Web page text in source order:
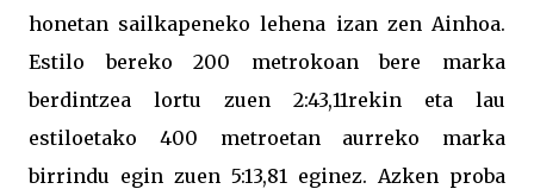
honetan sailkapeneko lehena izan zen Ainhoa.
Estilo bereko 200 metrokoan bere marka
berdintzea lortu zuen 2:43,11rekin eta lau
estiloetako 400 metroetan aurreko marka
birrindu egin zuen 5:13,81 eginez. Azken proba